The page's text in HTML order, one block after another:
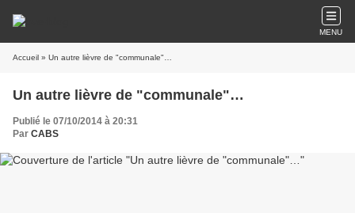
MENU
Accueil » Un autre lièvre de "communale"…
Un autre lièvre de "communale"…
Publié le 07/10/2014 à 20:31
Par CABS